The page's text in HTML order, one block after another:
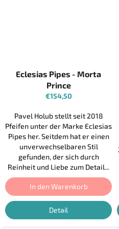
h
Eclesias Pipes - Morta
Prince
€154,50
Pavel Holub stellt seit 2018
Pfeifen unter der Marke Eclesias
Pipes her. Seitdem hat er einen
unverwechselbaren Stil
gefunden, der sich durch
Reinheit und Liebe zum Detail...
In den Warenkorb
Detail